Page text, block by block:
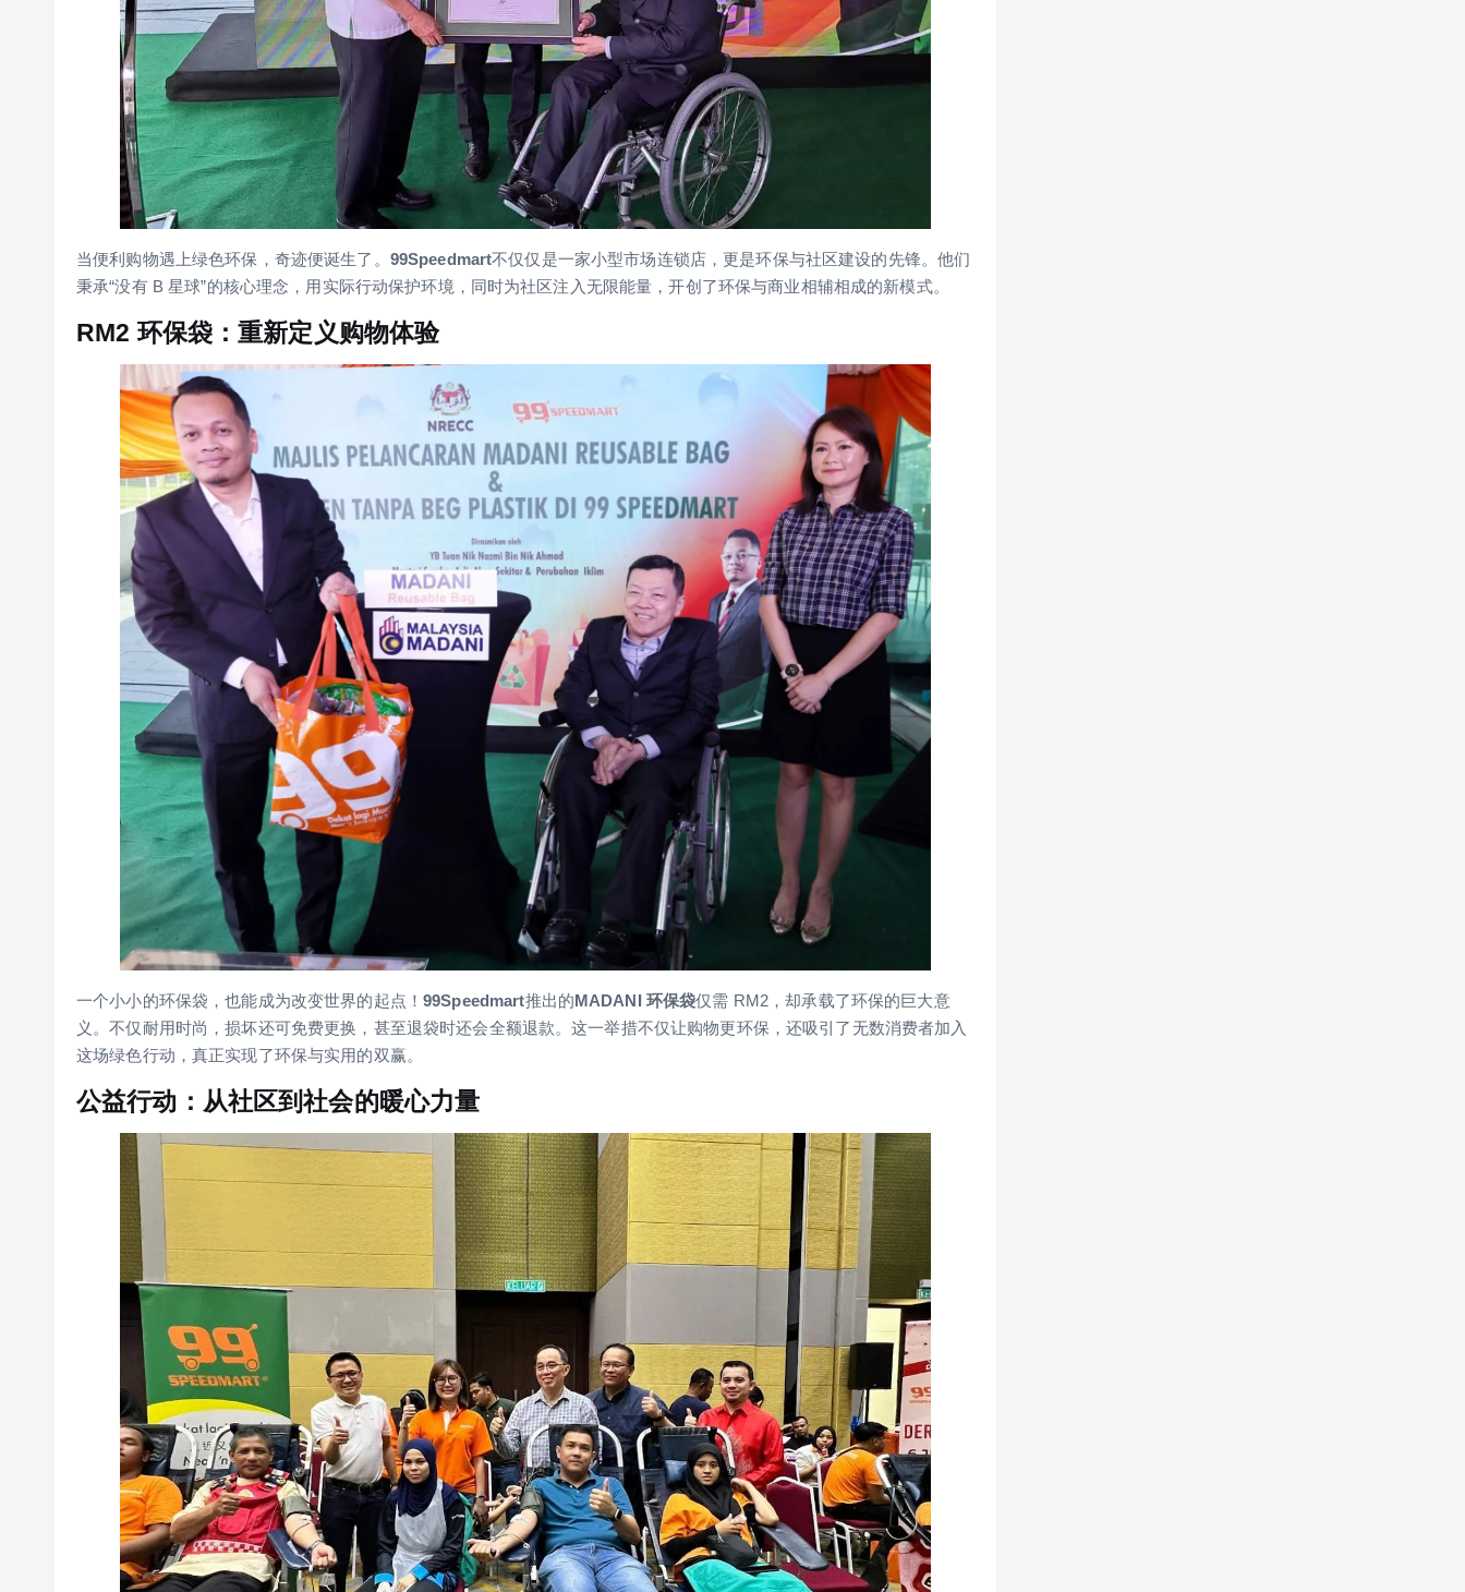
当便利购物遇上绿色环保，奇迹便诞生了。 99Speedmart不仅仅是一家小型市场连锁店，更是环保与社区建设的先锋。他们
秉承“没有 B 星球”的核心理念，用实际行动保护环境，同时为社区注入无限能量，开创了环保与商业相辅相成的新模式。
RM2 环保袋：重新定义购物体验
一个小小的环保袋，也能成为改变世界的起点！ 99Speedmart推出的MADANI 环保袋仅需 RM2，却承载了环保的巨大意
义。不仅耐用时尚，损坏还可免费更换，甚至退袋时还会全额退款。这一举措不仅让购物更环保，还吸引了无数消费者加入
这场绿色行动，真正实现了环保与实用的双赢。
公益行动：从社区到社会的暖心力量